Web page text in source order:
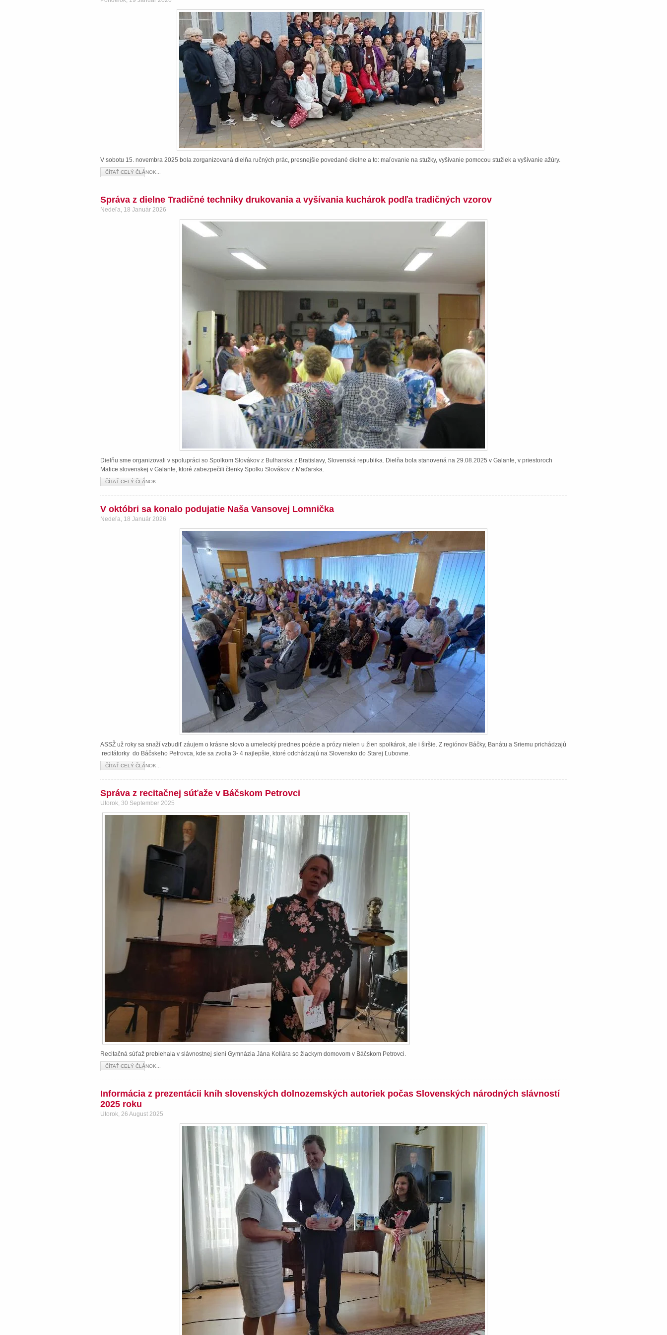
V sobotu 15. novembra 2025 bola zorganizovaná dielňa ručných prác, presnejšie povedané dielne a to: maľovanie na stužky, vyšívanie pomocou stužiek a vyšívanie ažúry.
ČÍTAŤ CELÝ ČLÁNOK...
Správa z dielne Tradičné techniky drukovania a vyšívania kuchárok podľa tradičných vzorov
Nedeľa, 18 Január 2026
Dielňu sme organizovali v spolupráci so Spolkom Slovákov z Bulharska z Bratislavy, Slovenská republika. Dielňa bola stanovená na 29.08.2025 v Galante, v priestoroch
Matice slovenskej v Galante, ktoré zabezpečili členky Spolku Slovákov z Maďarska.
ČÍTAŤ CELÝ ČLÁNOK...
V októbri sa konalo podujatie Naša Vansovej Lomnička
Nedeľa, 18 Január 2026
ASSŽ už roky sa snaží vzbudiť záujem o krásne slovo a umelecký prednes poézie a prózy nielen u žien spolkárok, ale i širšie. Z regiónov Báčky, Banátu a Sriemu prichádzajú
recitátorky do Báčskeho Petrovca, kde sa zvolia 3- 4 najlepšie, ktoré odchádzajú na Slovensko do Starej Ľubovne.
ČÍTAŤ CELÝ ČLÁNOK...
Správa z recitačnej súťaže v Báčskom Petrovci
Utorok, 30 September 2025
Recitačná súťaž prebiehala v slávnostnej sieni Gymnázia Jána Kollára so žiackym domovom v Báčskom Petrovci.
ČÍTAŤ CELÝ ČLÁNOK...
Informácia z prezentácii kníh slovenských dolnozemských autoriek počas Slovenských národných slávností
2025 roku
Utorok, 26 August 2025